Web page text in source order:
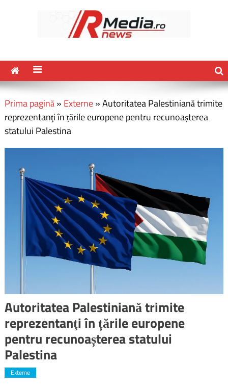
Prima pagină» Externe»Autoritatea Palestiniană trimite
reprezentanţi în țările europene pentru recunoașterea
statului Palestina
Autoritatea Palestiniană trimite
reprezentanţi în țările europene
pentru recunoașterea statului
Palestina
Externe